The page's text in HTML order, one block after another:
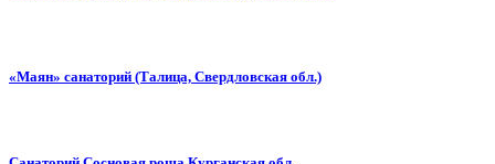
«Маян» санаторий (Талица, Свердловская обл.)